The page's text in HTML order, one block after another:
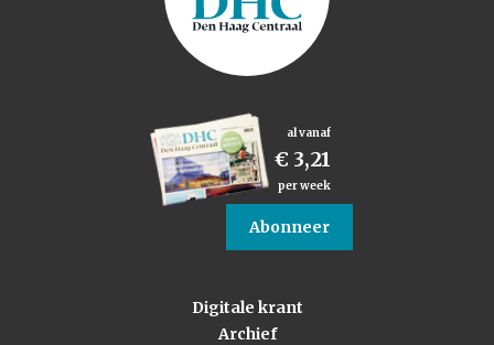
al vanaf
€ 3,21
per week
Abonneer
Digitale krant
Archief